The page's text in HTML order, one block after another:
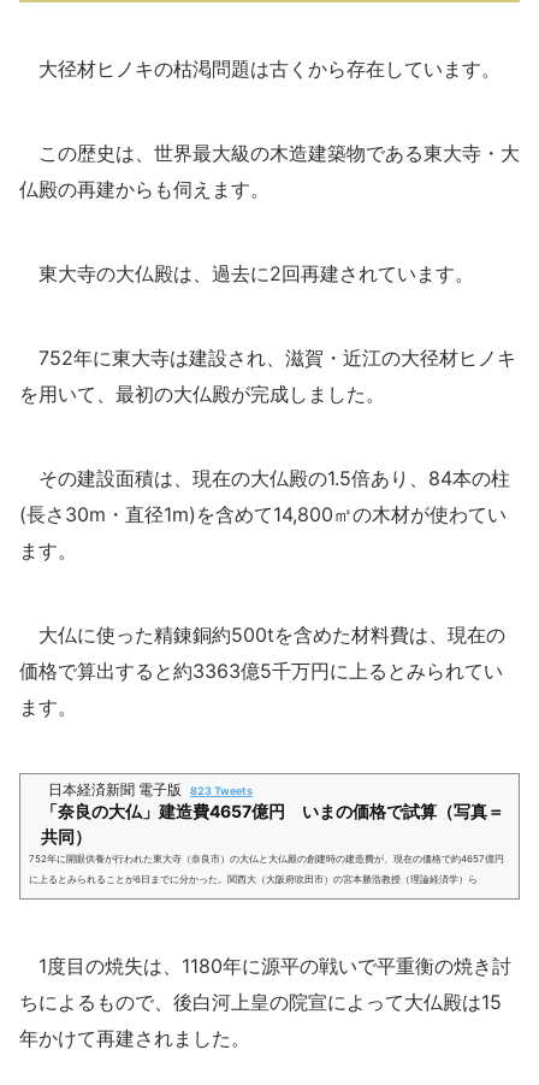
大径材ヒノキの枯渇問題は古くから存在しています。
この歴史は、世界最大級の木造建築物である東大寺・大
仏殿の再建からも伺えます。
東大寺の大仏殿は、過去に2回再建されています。
752年に東大寺は建設され、滋賀・近江の大径材ヒノキ
を用いて、最初の大仏殿が完成しました。
その建設面積は、現在の大仏殿の1.5倍あり、84本の柱
(長さ30m・直径1m)を含めて14,800㎥の木材が使わてい
ます。
大仏に使った精錬銅約500tを含めた材料費は、現在の
価格で算出すると約3363億5千万円に上るとみられてい
ます。
日本経済新聞 電子版 823 Tweets
「奈良の大仏」建造費4657億円 いまの価格で試算（写真＝
共同）
752年に開眼供養が行われた東大寺（奈良市）の大仏と大仏殿の創建時の建造費が、現在の価格で約4657億円
に上るとみられることが6日までに分かった。関西大（大阪府吹田市）の宮本勝浩教授（理論経済学）ら
1度目の焼失は、1180年に源平の戦いで平重衡の焼き討
ちによるもので、後白河上皇の院宣によって大仏殿は15
年かけて再建されました。